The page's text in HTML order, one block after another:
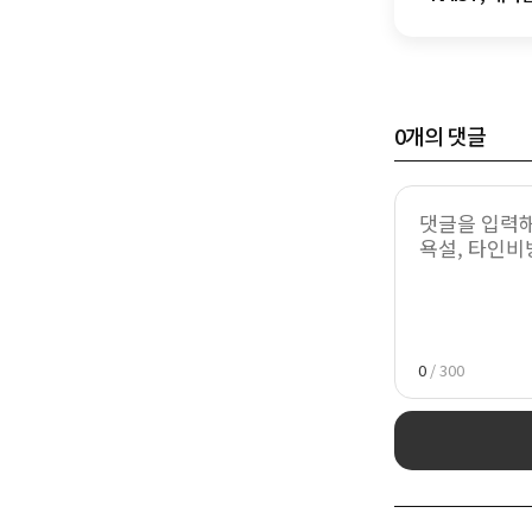
0개의 댓글
0 / 300